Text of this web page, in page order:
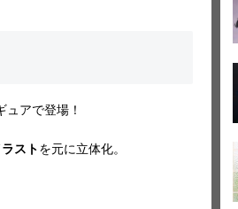
アで登場！
ストを元に立体化。